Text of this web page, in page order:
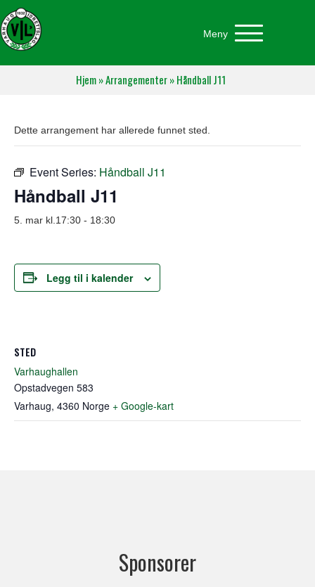
Meny
Hjem»Arrangementer»Håndball J11
Dette arrangement har allerede funnet sted.
Event Series: Håndball J11
Håndball J11
5. mar kl.17:30 - 18:30
Legg til i kalender
STED
Varhaughallen
Opstadvegen 583
Varhaug, 4360 Norge + Google-kart
Sponsorer